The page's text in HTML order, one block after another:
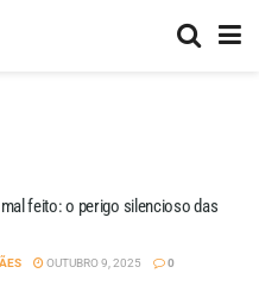
feito: o perigo silencioso das
OUTUBRO 9, 2025 0